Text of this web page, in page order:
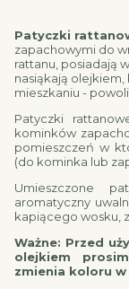
Patyczki
zapachowymi do
rattanu, posiadają
nasiąkają
mieszkaniu -
Patyczki
kominków
pomieszczeń w
(do kominka lub
Umieszczone
aromatyczny
kapiącego wosku,
Ważne: Przed
olejkiem
zmienia koloru